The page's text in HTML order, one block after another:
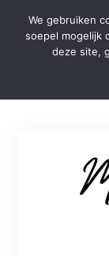
We gebruiken
soepel mogelijk
deze site,